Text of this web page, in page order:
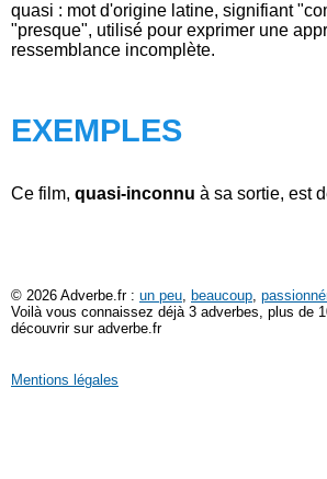
quasi : mot d'origine latine, signifiant
"presque", utilisé pour exprimer une
ressemblance incomplète.
EXEMPLES
Ce film, quasi-inconnu à sa sortie, est
© 2026 Adverbe.fr : un peu, beaucoup,
Voilà vous connaissez déjà 3 adverbes, plus de
découvrir sur adverbe.fr
Mentions légales